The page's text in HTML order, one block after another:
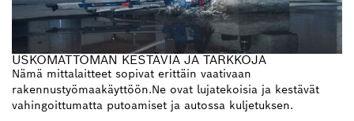
USKOMATTOMAN KESTÄVIÄ JA TARKKOJA
Nämä mittalaitteet sopivat erittäin vaativaan
rakennustyömaakäyttöön.Ne ovat lujatekoisia ja kestävät
vahingoittumatta putoamiset ja autossa kuljetuksen.